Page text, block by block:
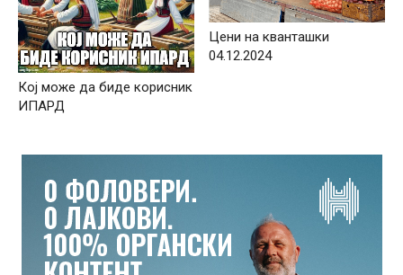
Кој може да биде корисник
ИПАРД
Цени на кванташки
04.12.2024